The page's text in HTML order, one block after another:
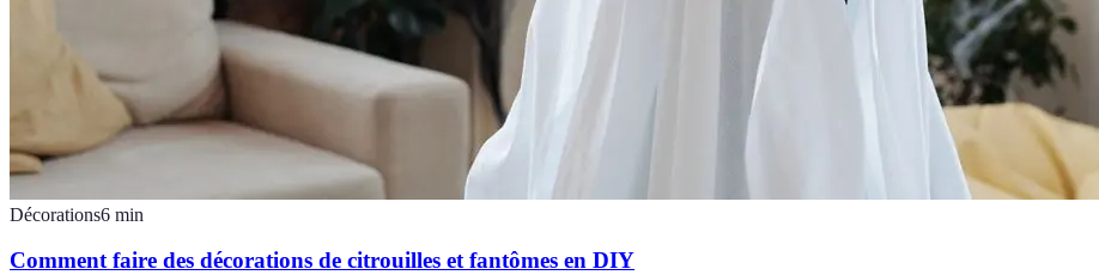
Décorations6 min
Comment faire des décorations de citrouilles et fantômes en DIY